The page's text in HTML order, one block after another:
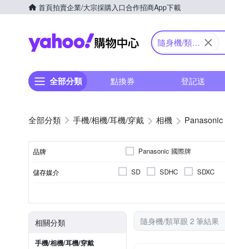
首頁拍賣企業/大宗採購入口合作招商App下載
Yahoo購物中心
隨身機/類單
全部分類 點換券 登記送
手機/相機/耳機/穿戴 相機 Panasonic
品牌 Panasonic 國際牌
儲存媒介 SD SDHC SDXC
相關分類
手機/相機/耳機/穿戴
隨身機/類單眼 2 筆結果